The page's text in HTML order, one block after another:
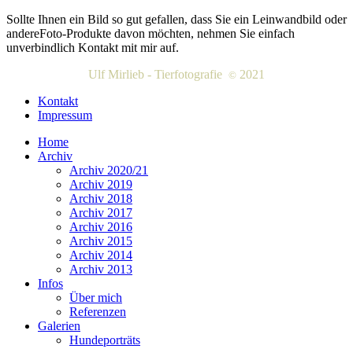
Sollte Ihnen ein Bild so gut gefallen, dass Sie ein Leinwandbild oder
andereFoto-Produkte davon möchten, nehmen Sie einfach
unverbindlich Kontakt mit mir auf.
Ulf Mirlieb - Tierfotografie © 2021
Kontakt
Impressum
Home
Archiv
Archiv 2020/21
Archiv 2019
Archiv 2018
Archiv 2017
Archiv 2016
Archiv 2015
Archiv 2014
Archiv 2013
Infos
Über mich
Referenzen
Galerien
Hundeporträts